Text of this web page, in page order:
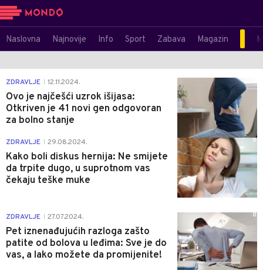
Naslovna Najnovije Info Sport Zabava Magazin
ZDRAVLJE 12.11.2024.
Ovo je najčešći uzrok išijasa:
Otkriven je 41 novi gen odgovoran
za bolno stanje
ZDRAVLJE 29.08.2024.
Kako boli diskus hernija: Ne smijete
da trpite dugo, u suprotnom vas
čekaju teške muke
0
ZDRAVLJE 27.07.2024.
Pet iznenađujućih razloga zašto
patite od bolova u leđima: Sve je do
vas, a lako možete da promijenite!
0